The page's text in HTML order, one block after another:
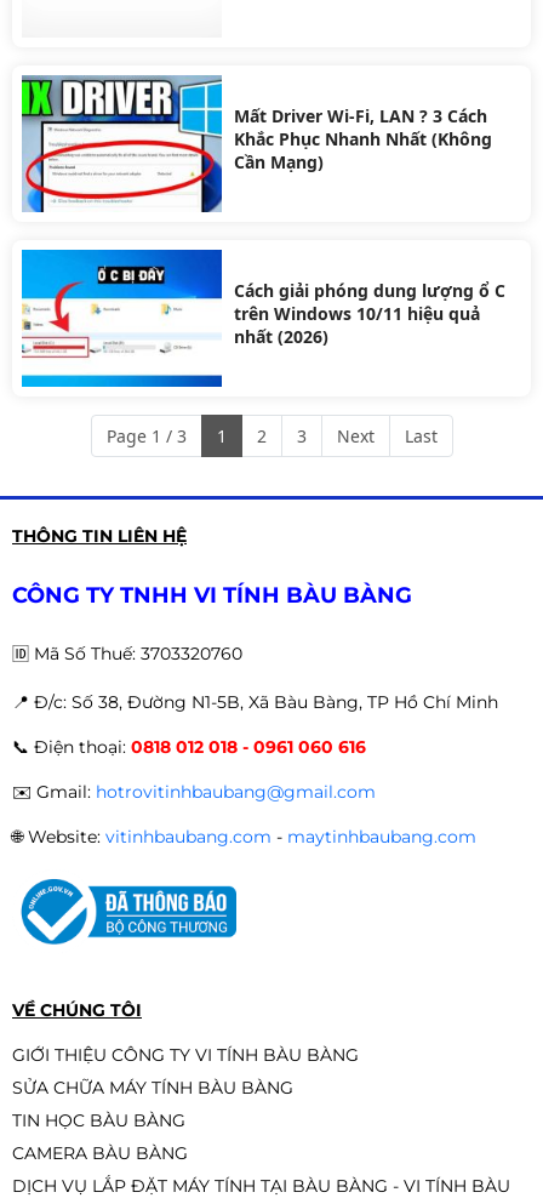
Mất Driver Wi-Fi, LAN ? 3 Cách
Khắc Phục Nhanh Nhất (Không
Cần Mạng)
Cách giải phóng dung lượng ổ C
trên Windows 10/11 hiệu quả
nhất (2026)
Page 1 / 3 1 2 3 Next Last
THÔNG TIN LIÊN HỆ
CÔNG TY TNHH VI TÍNH BÀU BÀNG
🆔 Mã Số Thuế: 3703320760
📍 Đ/c: Số 38, Đường N1-5B, Xã Bàu Bàng, TP Hồ Chí Minh
📞 Điện thoại: 0818 012 018 - 0961 060 616
✉️ Gmail: hotrovitinhbaubang@gmail.com
🌐Website: vitinhbaubang.com - maytinhbaubang.com
VỀ CHÚNG TÔI
GIỚI THIỆU CÔNG TY VI TÍNH BÀU BÀNG
SỬA CHỮA MÁY TÍNH BÀU BÀNG
TIN HỌC BÀU BÀNG
CAMERA BÀU BÀNG
DỊCH VỤ LẮP ĐẶT MÁY TÍNH TẠI BÀU BÀNG - VI TÍNH BÀU